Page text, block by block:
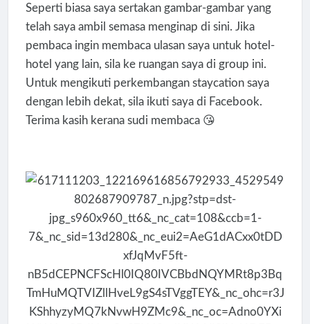
Seperti biasa saya sertakan gambar-gambar yang
telah saya ambil semasa menginap di sini. Jika
pembaca ingin membaca ulasan saya untuk hotel-
hotel yang lain, sila ke ruangan saya di group ini.
Untuk mengikuti perkembangan staycation saya
dengan lebih dekat, sila ikuti saya di Facebook.
Terima kasih kerana sudi membaca 😘